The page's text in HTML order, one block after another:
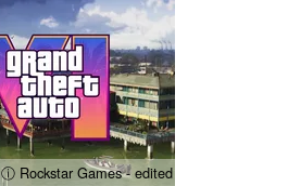
ⓘ Rockstar Games - edited